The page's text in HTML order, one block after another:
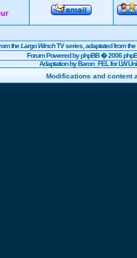
theLargo WinchTV series, adaptated from
Forum Powered byphpBB� 2006
Adaptation by Baron_FEL for LW
Modifications and content